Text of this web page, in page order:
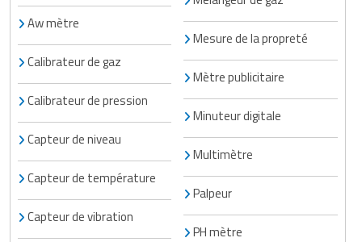
Sautause professionnelle
Table de cuisson professionnelle
Tables de préparation réfrigérées
Ustensile de cuisine
Vaisselle restaurant
Vitrines réfrigérées
Aw mètre
Calibrateur de gaz
Calibrateur de pression
Capteur de niveau
Capteur de température
Capteur de vibration
Mesure de la propreté
Mètre publicitaire
Minuteur digitale
Multimètre
Palpeur
PH mètre